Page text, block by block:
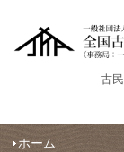
古
ホーム